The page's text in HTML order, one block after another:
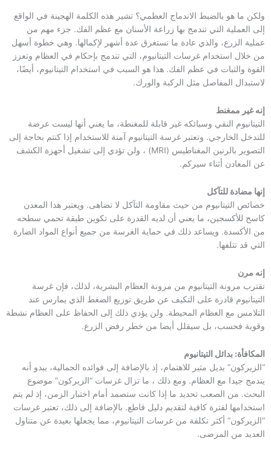
ولكن ما هو بالضبط الاندماج العظمي؟ تشير هذه الكلمة الهجينة في الواقع
إلى العملية التي تندمج بها زراعة الأسنان مع عظم الفك. جزء مهم من
عملية الزرع، والذي عادة ما تستغرق عدة أشهر لإكمالها. وهي خطوة أسهل
من خلال استخدام غرسات التيتانيوم، التي تندمج بإحكام في العظام وتعزز
القوة والثبات في عظم الفك. هذا هو السبب في استخدام التيتانيوم، أيضًا،
لاستبدال المفاصل مثل الركبة والورك.
إنه غير ممغنط
التيتانيوم النقي وسبائكه غير قابلة للمغنطة، ما يعني أنها ليست عرضة
للتدخل الخارجي. وتعتبر غرسة التيتانيوم آمنة للاستخدام إذا كنتم بحاجة إلى
التصوير بالرنين المغناطيس (MRI) ، ولن تؤدي إلى تشغيل أجهزة الكشف
عن المعادن أثناء سيركم.
إنها مضادة للتآكل
خصائص التيتانيوم من حيث مقاومة التآكل لا تضاهى. ويعتبر هذا المعدن
كاسح للأكسجين، ما يعني أن لديه القدرة على تكوين طبقة تحمي سطحه
من الأكسدة. ويساعد ذلك في حماية الغرسة من جميع أنواع المواد الضارة
التي قد تتلفها.
إنه مرن
تقترب مرونة التيتانيوم من مرونة العظام البشرية، لذلك، فإن غرسة
التيتانيوم قادرة على التكيف عن طريق توزيع الضغط الذي يمارس عند
التلامس مع العظام المحيطة. ولن يؤدي ذلك إلى الحفاظ على العظام نشطة
وقوية فحسب، بل سيقلل أيضا من خطر رفض الزرع.
المكافأة: بدائل التيتانيوم
“الزيركون” بديل مثير للاهتمام، إذ بالإضافة إلى فوائده الجمالية، يبدو أنه
يندمج جيدا مع العظام. ومع ذلك ، ما تزال غرسات “الزيركون” موضوع
البحث. من الصعب تحديد ما إذا كانت ستصمد أمام اختبار الزمن، إذ لم يتم
استخدامها لفترة كافية لتقديم دليل قاطع. بالإضافة إلى ذلك، تعتبر غرسات
“الزيركون” أكثر تكلفة من غرسات التيتانيوم، مما يجعلها بعيدة عن متناول
العديد من المرضى.